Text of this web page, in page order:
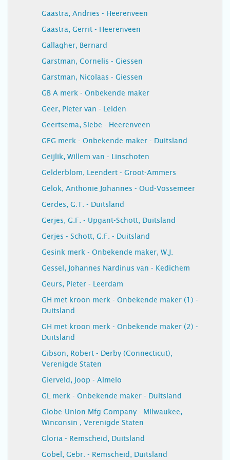
Gaastra, Andries - Heerenveen
Gaastra, Gerrit - Heerenveen
Gallagher, Bernard
Garstman, Cornelis - Giessen
Garstman, Nicolaas - Giessen
GB A merk - Onbekende maker
Geer, Pieter van - Leiden
Geertsema, Siebe - Heerenveen
GEG merk - Onbekende maker - Duitsland
Geijlik, Willem van - Linschoten
Gelderblom, Leendert - Groot-Ammers
Gelok, Anthonie Johannes - Oud-Vossemeer
Gerdes, G.T. - Duitsland
Gerjes, G.F. - Upgant-Schott, Duitsland
Gerjes - Schott, G.F. - Duitsland
Gesink merk - Onbekende maker, W.J.
Gessel, Johannes Nardinus van - Kedichem
Geurs, Pieter - Leerdam
GH met kroon merk - Onbekende maker (1) -
Duitsland
GH met kroon merk - Onbekende maker (2) -
Duitsland
Gibson, Robert - Derby (Connecticut),
Verenigde Staten
Gierveld, Joop - Almelo
GL merk - Onbekende maker - Duitsland
Globe-Union Mfg Company - Milwaukee,
Winconsin , Verenigde Staten
Gloria - Remscheid, Duitsland
Göbel, Gebr. - Remscheid, Duitsland